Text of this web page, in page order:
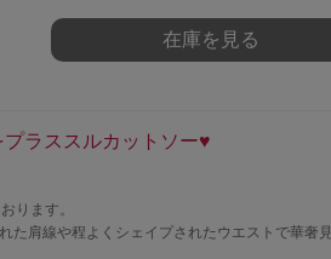
在庫を見る
ラススルカットソー♥
ります。
た肩線や程よくシェイプされたウエストで華奢